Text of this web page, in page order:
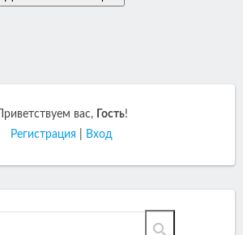
Приветствуем вас, Гость!
Регистрация
Вход